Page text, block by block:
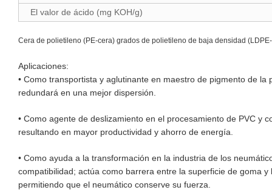
El valor de ácido (mg KOH/g)
Cera de polietileno (PE-cera) grados de polietileno de baja densidad
Aplicaciones:
• Como transportista y aglutinante en maestro de pigmento de
redundará en una mejor dispersión.
• Como agente de deslizamiento en el procesamiento de PVC y
resultando en mayor productividad y ahorro de energía.
• Como ayuda a la transformación en la industria de los
compatibilidad; actúa como barrera entre la superficie de goma
permitiendo que el neumático conserve su fuerza.